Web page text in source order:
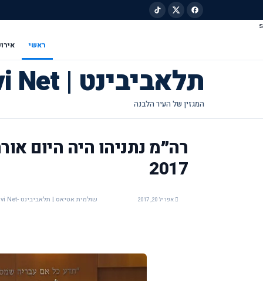
s
ראשי
תלאביבינט | Tel Avivi Net
רה״מ נתניהו היה היום
2017
אפריל 20, 2017 שולמית אטיאס | תלאביבינט -Tel Avivi Net